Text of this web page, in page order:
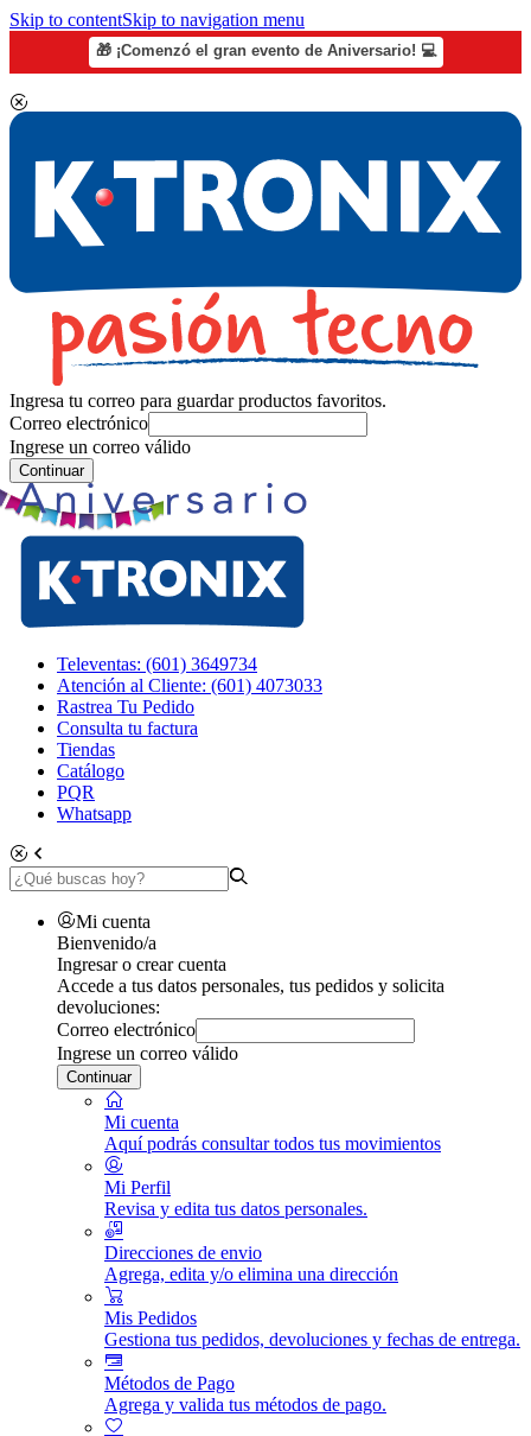
Skip to contentSkip to navigation menu
🎁 ¡Comenzó el gran evento de Aniversario! 💻
Ingresa tu correo para guardar productos favoritos.
Correo electrónico
Ingrese un correo válido
Continuar
Televentas: (601) 3649734
Atención al Cliente: (601) 4073033
Rastrea Tu Pedido
Consulta tu factura
Tiendas
Catálogo
PQR
Whatsapp
Mi cuenta
Bienvenido/a
Ingresar o crear cuenta
Accede a tus datos personales, tus pedidos y solicita
devoluciones:
Correo electrónico
Ingrese un correo válido
Continuar
Mi cuenta
Aquí podrás consultar todos tus movimientos
Mi Perfil
Revisa y edita tus datos personales.
Direcciones de envio
Agrega, edita y/o elimina una dirección
Mis Pedidos
Gestiona tus pedidos, devoluciones y fechas de entrega.
Métodos de Pago
Agrega y valida tus métodos de pago.